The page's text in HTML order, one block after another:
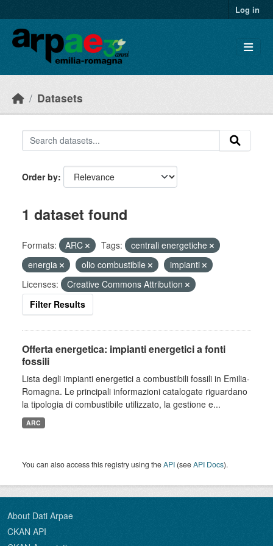
Log in
Datasets
Order by
1 dataset found
Formats: ARC Tags:
centrali energetiche
energia
olio combustibile
impianti
Licenses:
Creative Commons Attribution
Filter Results
Offerta energetica: impianti energetici a fonti
fossili
Lista degli impianti energetici a combustibili fossili in Emilia-
Romagna. Le principali informazioni catalogate riguardano
la tipologia di combustibile utilizzato, la gestione e...
ARC
You can also access this registry using theAPI (seeAPI Docs).
About Dati Arpae
CKAN API